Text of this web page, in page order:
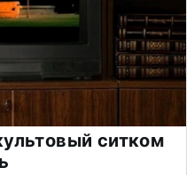
ситком